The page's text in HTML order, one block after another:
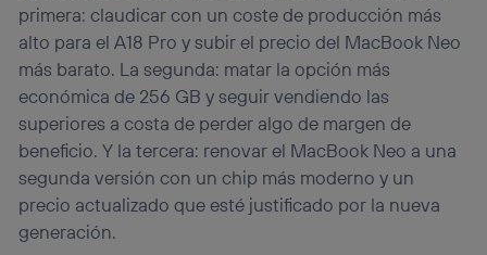
primera: claudicar con un coste de producción más
alto para el A18 Pro y subir el precio del MacBook Neo
más barato. La segunda: matar la opción más
económica de 256 GB y seguir vendiendo las
superiores a costa de perder algo de margen de
beneficio. Y la tercera: renovar el MacBook Neo a una
segunda versión con un chip más moderno y un
precio actualizado que esté justificado por la nueva
generación.